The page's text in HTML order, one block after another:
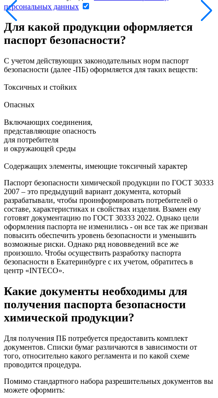
персональных данных
Для какой продукции оформляется
паспорт безопасности?
С учетом действующих законодательных норм паспорт
безопасности (далее -ПБ) оформляется для таких веществ:
Токсичных и стойких
Опасных
Включающих соединения,
представляющие опасность
для потребителя
и окружающей среды
Содержащих элементы, имеющие токсичный характер
Паспорт безопасности химической продукции по ГОСТ 30333
2007 – это предыдущий вариант документа, который
разрабатывали, чтобы проинформировать потребителей о
составе, характеристиках и свойствах изделия. Взамен ему
готовят документацию по ГОСТ 30333 2022. Однако цели
оформления паспорта не изменились - он все так же призван
повысить обеспечить уровень безопасности и уменьшить
возможные риски. Однако ряд нововведений все же
произошло. Чтобы осуществить разработку паспорта
безопасности в Екатеринбурге с их учетом, обратитесь в
центр «INTECO».
Какие документы необходимы для
получения паспорта безопасности
химической продукции?
Для получения ПБ потребуется предоставить комплект
документов. Списки бумаг различаются в зависимости от
того, относительно какого регламента и по какой схеме
проводится процедура.
Помимо стандартного набора разрешительных документов вы
можете оформить: